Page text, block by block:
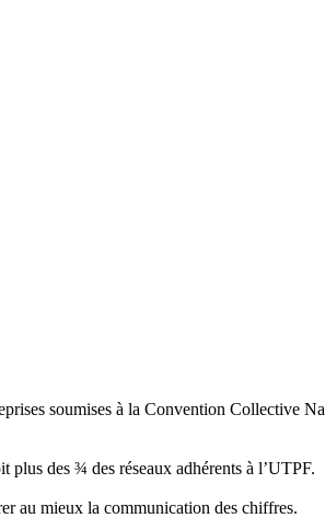
soumises à la Convention Collective
plus des ¾ des réseaux adhérents à l’UTPF.
au mieux la communication des chiffres.